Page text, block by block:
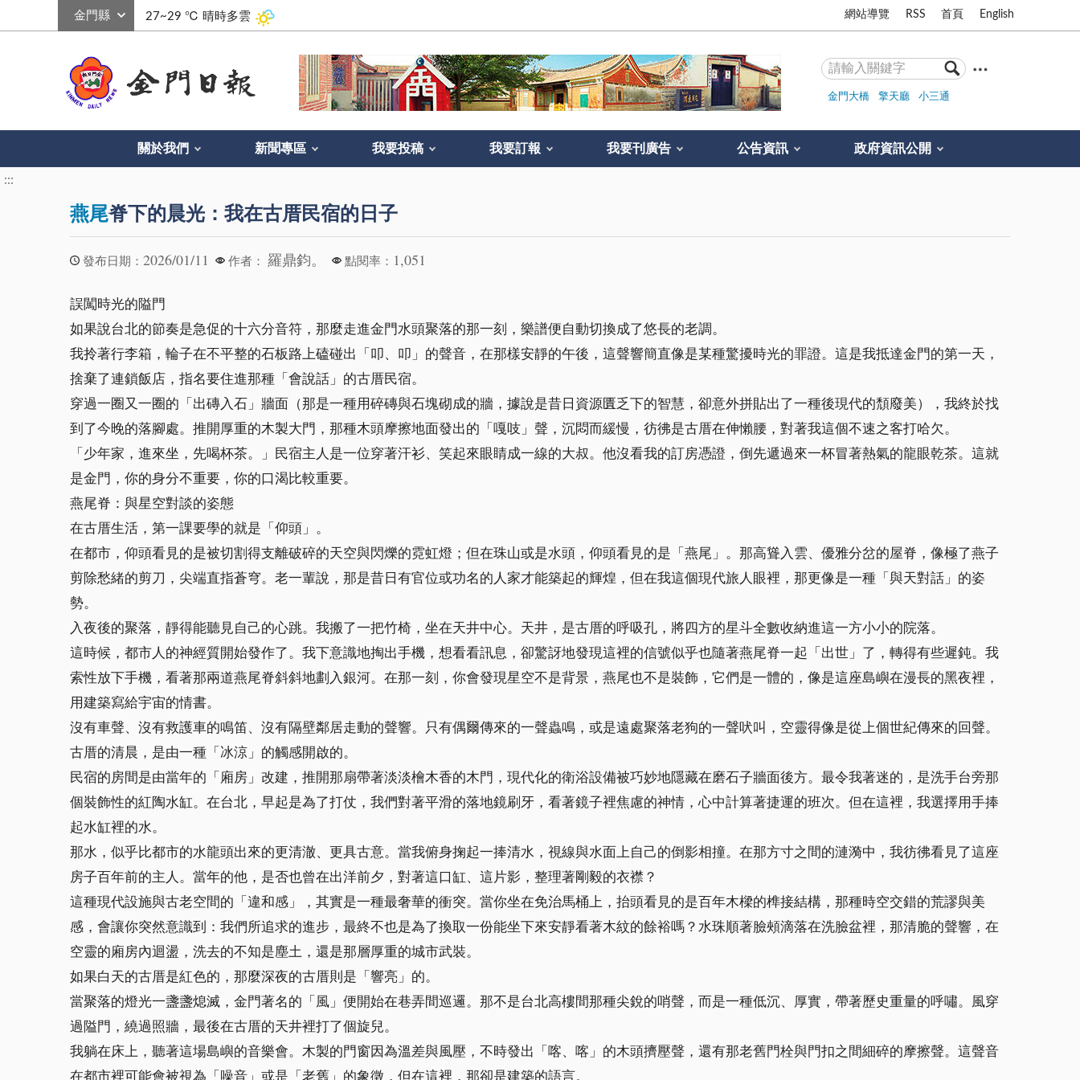
27~29 ℃ 晴時多雲 網站導覽 RSS 首頁 English
金門大橋 擎天廳 小三通
關於我們 新聞專區 我要投稿 我要訂報 我要刊廣告 公告資訊 政府資訊公開
:::
燕尾脊下的晨光：我在古厝民宿的日子
發布日期： 2026/01/11 作者： 羅鼎鈞。 點閱率： 1,051
誤闖時光的隘門
如果說台北的節奏是急促的十六分音符，那麼走進金門水頭聚落的那一刻，樂譜便自動切換成了悠長的老調。
我拎著行李箱，輪子在不平整的石板路上磕碰出「叩、叩」的聲音，在那樣安靜的午後，這聲響簡直像是某種驚擾時光的罪證。這是我抵達金門的第一天，
捨棄了連鎖飯店，指名要住進那種「會說話」的古厝民宿。
穿過一圈又一圈的「出磚入石」牆面（那是一種用碎磚與石塊砌成的牆，據說是昔日資源匱乏下的智慧，卻意外拼貼出了一種後現代的頹廢美），我終於找
到了今晚的落腳處。推開厚重的木製大門，那種木頭摩擦地面發出的「嘎吱」聲，沉悶而緩慢，彷彿是古厝在伸懶腰，對著我這個不速之客打哈欠。
「少年家，進來坐，先喝杯茶。」民宿主人是一位穿著汗衫、笑起來眼睛成一線的大叔。他沒看我的訂房憑證，倒先遞過來一杯冒著熱氣的龍眼乾茶。這就
是金門，你的身分不重要，你的口渴比較重要。
燕尾脊：與星空對談的姿態
在古厝生活，第一課要學的就是「仰頭」。
在都市，仰頭看見的是被切割得支離破碎的天空與閃爍的霓虹燈；但在珠山或是水頭，仰頭看見的是「燕尾」。那高聳入雲、優雅分岔的屋脊，像極了燕子
剪除愁緒的剪刀，尖端直指蒼穹。老一輩說，那是昔日有官位或功名的人家才能築起的輝煌，但在我這個現代旅人眼裡，那更像是一種「與天對話」的姿
勢。
入夜後的聚落，靜得能聽見自己的心跳。我搬了一把竹椅，坐在天井中心。天井，是古厝的呼吸孔，將四方的星斗全數收納進這一方小小的院落。
這時候，都市人的神經質開始發作了。我下意識地掏出手機，想看看訊息，卻驚訝地發現這裡的信號似乎也隨著燕尾脊一起「出世」了，轉得有些遲鈍。我
索性放下手機，看著那兩道燕尾脊斜斜地劃入銀河。在那一刻，你會發現星空不是背景，燕尾也不是裝飾，它們是一體的，像是這座島嶼在漫長的黑夜裡，
用建築寫給宇宙的情書。
沒有車聲、沒有救護車的鳴笛、沒有隔壁鄰居走動的聲響。只有偶爾傳來的一聲蟲鳴，或是遠處聚落老狗的一聲吠叫，空靈得像是從上個世紀傳來的回聲。
古厝的清晨，是由一種「冰涼」的觸感開啟的。
民宿的房間是由當年的「廂房」改建，推開那扇帶著淡淡檜木香的木門，現代化的衛浴設備被巧妙地隱藏在磨石子牆面後方。最令我著迷的，是洗手台旁那
個裝飾性的紅陶水缸。在台北，早起是為了打仗，我們對著平滑的落地鏡刷牙，看著鏡子裡焦慮的神情，心中計算著捷運的班次。但在這裡，我選擇用手捧
起水缸裡的水。
那水，似乎比都市的水龍頭出來的更清澈、更具古意。當我俯身掬起一捧清水，視線與水面上自己的倒影相撞。在那方寸之間的漣漪中，我彷彿看見了這座
房子百年前的主人。當年的他，是否也曾在出洋前夕，對著這口缸、這片影，整理著剛毅的衣襟？
這種現代設施與古老空間的「違和感」，其實是一種最奢華的衝突。當你坐在免治馬桶上，抬頭看見的是百年木樑的榫接結構，那種時空交錯的荒謬與美
感，會讓你突然意識到：我們所追求的進步，最終不也是為了換取一份能坐下來安靜看著木紋的餘裕嗎？水珠順著臉頰滴落在洗臉盆裡，那清脆的聲響，在
空靈的廂房內迴盪，洗去的不知是塵土，還是那層厚重的城市武裝。
如果白天的古厝是紅色的，那麼深夜的古厝則是「響亮」的。
當聚落的燈光一盞盞熄滅，金門著名的「風」便開始在巷弄間巡邏。那不是台北高樓間那種尖銳的哨聲，而是一種低沉、厚實，帶著歷史重量的呼嘯。風穿
過隘門，繞過照牆，最後在古厝的天井裡打了個旋兒。
我躺在床上，聽著這場島嶼的音樂會。木製的門窗因為溫差與風壓，不時發出「喀、喀」的木頭擠壓聲，還有那老舊門栓與門扣之間細碎的摩擦聲。這聲音
在都市裡可能會被視為「噪音」或是「老舊」的象徵，但在這裡，那卻是建築的語言。